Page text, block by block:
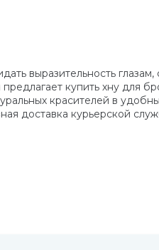
выразительность
купить хну для
красителей в
доставка курьерской